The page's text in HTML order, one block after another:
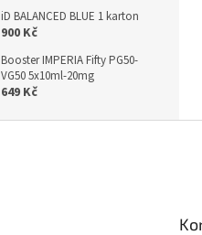
iD BALANCED BLUE 1 karton
900 Kč
Booster IMPERIA Fifty PG50-
VG50 5x10ml-20mg
649 Kč